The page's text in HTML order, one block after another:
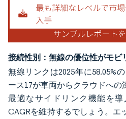
接続性別：無線の優位性がモビ
無線リンクは2025年に58.05%
ース17が車両からクラウドへ
最適なサイドリンク機能を導
CAGRを維持するでしょう。エ